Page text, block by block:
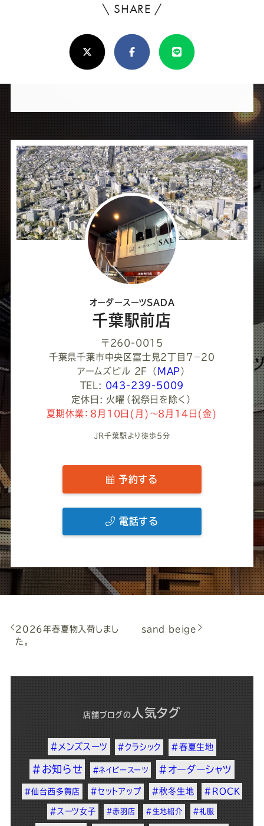
\ SHARE /
ろ
し
け
シ
ェ
ア
し
て
く
だ
い
X(Twitter)FacebookLine
オーダースーツSADA
千葉駅前店
〒260-0015
千葉県千葉市中央区富士見２丁目７−２０
アームズビル 2F
（ MAP ）
TEL: 043-239-5009
定休日: 火曜（祝祭日を除く）
夏期休業：8月10日(月)～8月14日(金)
JR千葉駅より徒歩5分
予約する
電話する
2026年春夏物入荷しまし
た。
sand beige
店舗ブログ の 人気タグ
#メンズスーツ #クラシック #春夏生地
#お知らせ #ネイビースーツ #オーダーシャツ
#仙台西多賀店 #セットアップ #秋冬生地 #ROCK
#スーツ女子 #赤羽店 #生地紹介 #礼服